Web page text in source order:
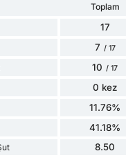
Toplam
17
7 / 17
10 / 17
0 kez
11.76%
41.18%
8.50